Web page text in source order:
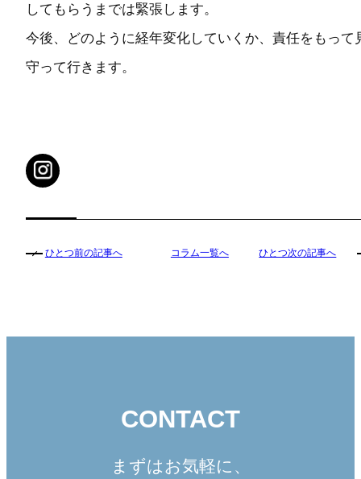
してもらうまでは緊張します。
今後、どのように経年変化していくか、責任をもって
守って行きます。
ひとつ前の記事へ コラム一覧へ ひとつ次の記事へ
CONTACT
まずはお気軽に、